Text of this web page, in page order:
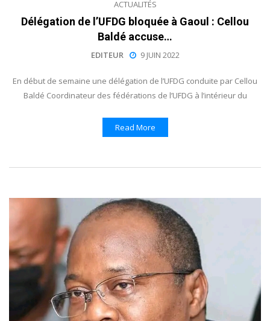
ACTUALITÉS
Délégation de l’UFDG bloquée à Gaoul : Cellou
Baldé accuse…
EDITEUR 9 JUIN 2022
En début de semaine une délégation de l’UFDG conduite par Cellou
Baldé Coordinateur des fédérations de l’UFDG à l’intérieur du
Read More